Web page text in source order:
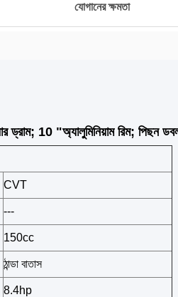
যোগানের ক্ষমতা
ড্রাম; 10 "অ্যালুমিনিয়াম রিম; পিছন
CVT
---
150cc
ঠান্ডা বাতাস
8.4hp